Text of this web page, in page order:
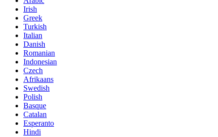
Irish
Greek
Turkish
Italian
Danish
Romanian
Indonesian
Czech
Afrikaans
Swedish
Polish
Basque
Catalan
Esperanto
Hindi